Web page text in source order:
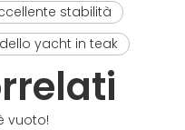
stabilità
yacht in teak
vuoto!